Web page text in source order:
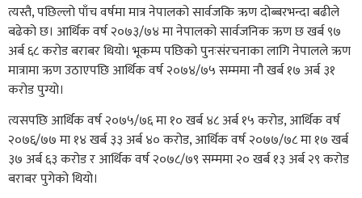
त्यस्तै, पछिल्लो पाँच वर्षमा मात्र नेपालको सार्वजकि ऋण दोब्बरभन्दा बढीले
बढेको छ। आर्थिक वर्ष २०७३/७४ मा नेपालको सार्वजनिक ऋण छ खर्ब ९७
अर्ब ६८ करोड बराबर थियो। भूकम्प पछिको पुनःसंरचनाका लागि नेपालले ऋण
मात्रामा ऋण उठाएपछि आर्थिक वर्ष २०७४/७५ सम्ममा नौ खर्ब १७ अर्ब ३१
करोड पुग्यो।
त्यसपछि आर्थिक वर्ष २०७५/७६ मा १० खर्ब ४८ अर्ब १५ करोड, आर्थिक वर्ष
२०७६/७७ मा १४ खर्ब ३३ अर्ब ४० करोड, आर्थिक वर्ष २०७७/७८ मा १७ खर्ब
३७ अर्ब ६३ करोड र आर्थिक वर्ष २०७८/७९ सम्ममा २० खर्ब १३ अर्ब २९ करोड
बराबर पुगेको थियो।